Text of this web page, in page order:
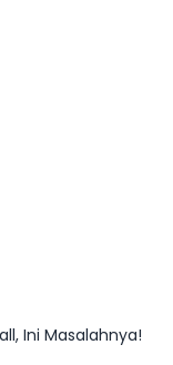
Ini Masalahnya!